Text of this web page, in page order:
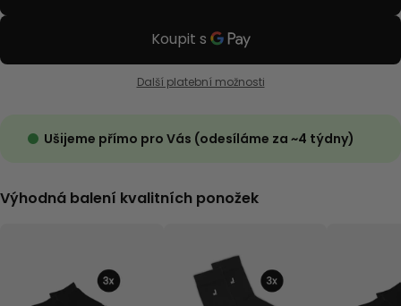
Další platební možnosti
Ušijeme přímo pro Vás (odesíláme za ~4 týdny)
Výhodná balení kvalitních ponožek